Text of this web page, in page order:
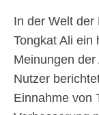
In der Welt der
Tongkat Ali ein
Meinungen
Nutzer
Einnahme von